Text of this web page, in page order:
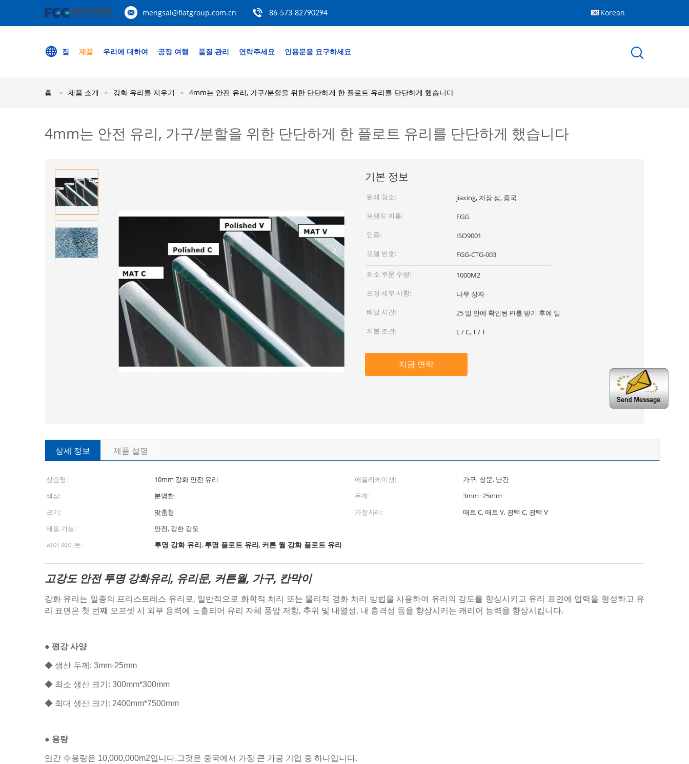
mengsai@flatgroup.com.cn 86-573-82790294 Korean
집 제품 우리에 대하여 공장 여행 품질 관리 연락주세요 인용문을 요구하세요
홈 제품 소개 강화 유리를 지우기 4mm는 안전 유리, 가구/분할을 위한 단단하게 한 플로트 유리를 단단하게 했습니다
4mm는 안전 유리, 가구/분할을 위한 단단하게 한 플로트 유리를 단단하게 했습니다
기본 정보
원래 장소:
jiaxing, 저장 성, 중국
브랜드 이름:
FGG
인증:
ISO9001
모델 번호:
FGG-CTG-003
최소 주문 수량:
1000M2
포장 세부 사항:
나무 상자
배달 시간:
25 일 안에 확인된 PI를 받기 후에 일
지불 조건:
L / C, T / T
지금 연락
상세 정보 제품 설명
상품명: 10mm 강화 안전 유리 애플리케이션:
가구, 창문, 난간
색상:
분명한 두께:
3mm~25mm
크기:
맞춤형 가장자리:
매트 C, 매트 V, 광택 C, 광택 V
제품 기능:
안전, 강한 강도
하이 라이트:
투명 강화 유리, 투명 플로트 유리, 커튼 월 강화 플로트 유리
고강도 안전 투명 강화유리, 유리문, 커튼월, 가구, 칸막이
강화 유리는 일종의 프리스트레스 유리로, 일반적으로 화학적 처리 또는 물리적 경화 처리 방법을 사용하여 유리의 강도를 향상시키고 유리 표면에 압력을 형성하고 유
리 표면은 첫 번째 오프셋 시 외부 응력에 노출되어 유리 자체 풍압 저항, 추위 및 내열성, 내 충격성 등을 향상시키는 캐리어 능력을 향상시킵니다.
● 평강 사양
◆ 생산 두께: 3mm-25mm
◆ 최소 생산 크기: 300mm*300mm
◆ 최대 생산 크기: 2400mm*7500mm
● 용량
연간 수용량은 10,000,000m2입니다.그것은 중국에서 가장 큰 가공 기업 중 하나입니다.